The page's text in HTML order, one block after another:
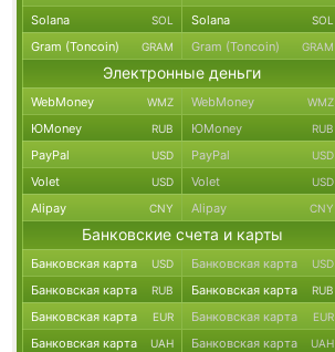
Solana SOL Solana SOL
Gram (Toncoin) GRAM Gram (Toncoin) GRAM
Электронные деньги
WebMoney WMZ WebMoney WMZ
ЮMoney RUB ЮMoney RUB
PayPal USD PayPal USD
Volet USD Volet USD
Alipay CNY Alipay CNY
Банковские счета и карты
Банковская карта USD Банковская карта USD
Банковская карта RUB Банковская карта RUB
Банковская карта EUR Банковская карта EUR
Банковская карта UAH Банковская карта UAH